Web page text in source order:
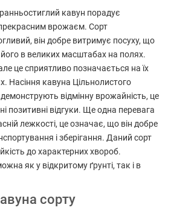
кавун порадує
прекрасним врожаєм. Сорт
він добре витримує посуху, що
в великих масштабах на полях.
це сприятливо позначається на їх
Насіння кавуна Цільнолистого
відмінну врожайність, це
позитивні відгуки. Ще одна перевага
лежкості, це означає, що він добре
і зберігання. Даний сорт
до характерних хвороб.
як у відкритому ґрунті, так і в
сорту